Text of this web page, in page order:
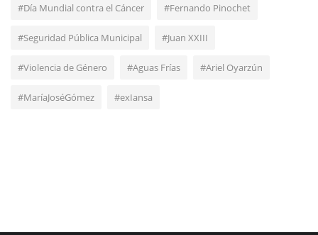
#Día Mundial contra el Cáncer #Fernando Pinochet
#Seguridad Pública Municipal #Juan XXIII
#Violencia de Género #Aguas Frías #Ariel Oyarzún
#MaríaJoséGómez #exIansa